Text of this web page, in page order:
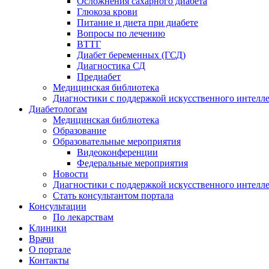
Глюкоза крови
Питание и диета при диабете
Вопросы по лечению
ВТТГ
Диабет беременных (ГСД)
Диагностика СД
Предиабет
Медицинская библиотека
Диагностики с поддержкой искусственного
Диабетологам
Медицинская библиотека
Образование
Образовательные мероприятия
Видеоконференции
Федеральные мероприятия
Новости
Диагностики с поддержкой искусственного
Стать консультантом портала
Консультации
По лекарствам
Клиники
Врачи
О портале
Контакты